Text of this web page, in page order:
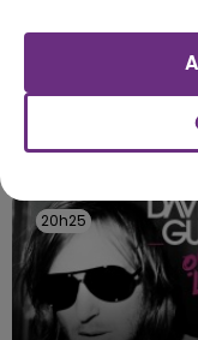
SES PORTES
C'était l'une
rémois. Le
fermer ses
TITRES
20h25
20h25